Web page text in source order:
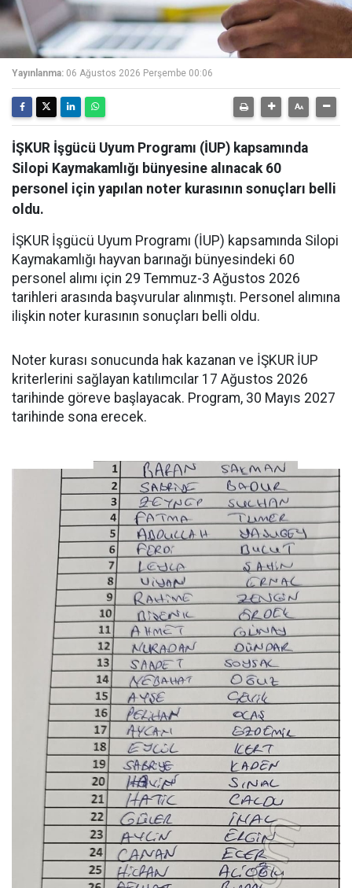
Yayınlanma: 06 Ağustos 2026 Perşembe 00:06
İŞKUR İşgücü Uyum Programı (İUP) kapsamında
Silopi Kaymakamlığı bünyesine alınacak 60
personel için yapılan noter kurasının sonuçları belli
oldu.
İŞKUR İşgücü Uyum Programı (İUP) kapsamında Silopi
Kaymakamlığı hayvan barınağı bünyesindeki 60
personel alımı için 29 Temmuz-3 Ağustos 2026
tarihleri arasında başvurular alınmıştı. Personel alımına
ilişkin noter kurasının sonuçları belli oldu.
Noter kurası sonucunda hak kazanan ve İŞKUR İUP
kriterlerini sağlayan katılımcılar 17 Ağustos 2026
tarihinde göreve başlayacak. Program, 30 Mayıs 2027
tarihinde sona erecek.